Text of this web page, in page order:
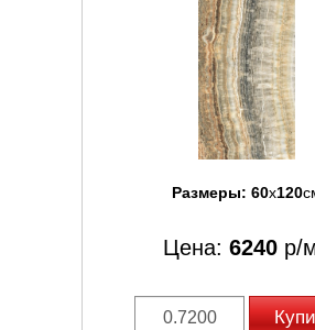
Размеры: 60x120
Цена: 6240 р/